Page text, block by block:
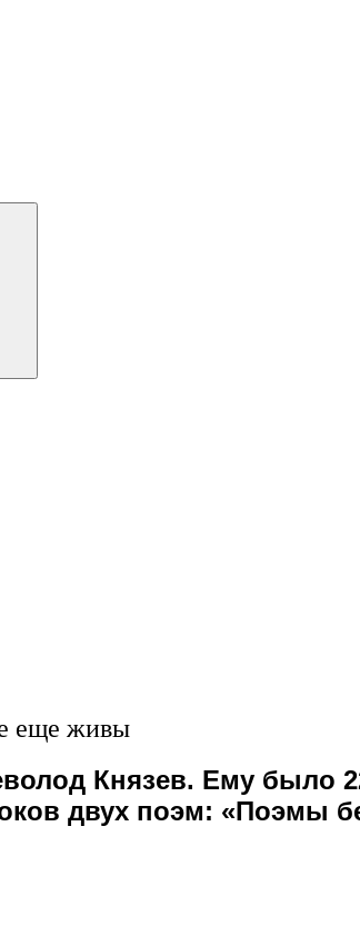
еще живы
Князев. Ему было
двух поэм: «Поэмы